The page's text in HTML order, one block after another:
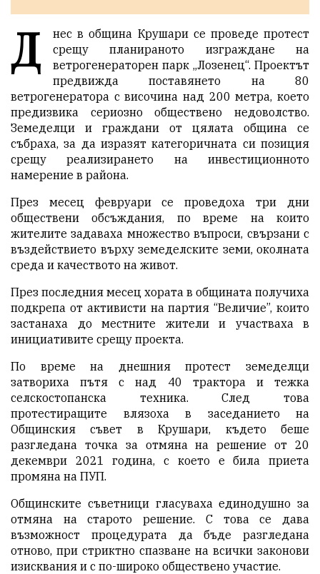
Д
нес в община Крушари се проведе протест
срещу планираното изграждане на
ветрогенераторен парк „Лозенец“. Проектът
предвижда поставянето на 80
ветрогенератора с височина над 200 метра, което
предизвика сериозно обществено недоволство.
Земеделци и граждани от цялата община се
събраха, за да изразят категоричната си позиция
срещу реализирането на инвестиционното
намерение в района.
През месец февруари се проведоха три дни
обществени обсъждания, по време на които
жителите задаваха множество въпроси, свързани с
въздействието върху земеделските земи, околната
среда и качеството на живот.
През последния месец хората в общината получиха
подкрепа от активисти на партия “Величие”, които
застанаха до местните жители и участваха в
инициативите срещу проекта.
По време на днешния протест земеделци
затвориха пътя с над 40 трактора и тежка
селскостопанска техника. След това
протестиращите влязоха в заседанието на
Общинския съвет в Крушари, където беше
разгледана точка за отмяна на решение от 20
декември 2021 година, с което е била приета
промяна на ПУП.
Общинските съветници гласуваха единодушно за
отмяна на старото решение. С това се дава
възможност процедурата да бъде разгледана
отново, при стриктно спазване на всички законови
изисквания и с по-широко обществено участие.